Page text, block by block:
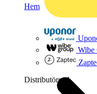
Wibe
Distributörer 1
Hem